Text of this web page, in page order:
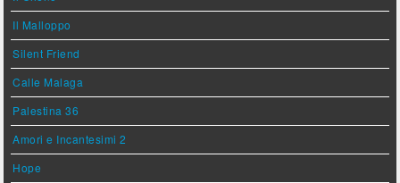
Il Malloppo
Silent Friend
Calle Malaga
Palestina 36
Amori e Incantesimi 2
Hope